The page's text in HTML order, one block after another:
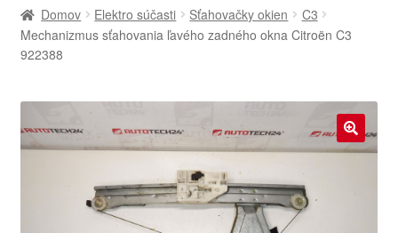
Celosvetová preprava
Domov Elektro súčasti Sťahovačky okien
C3
Mechanizmus sťahovania ľavého zadného okna Citroën C3
922388
🔍